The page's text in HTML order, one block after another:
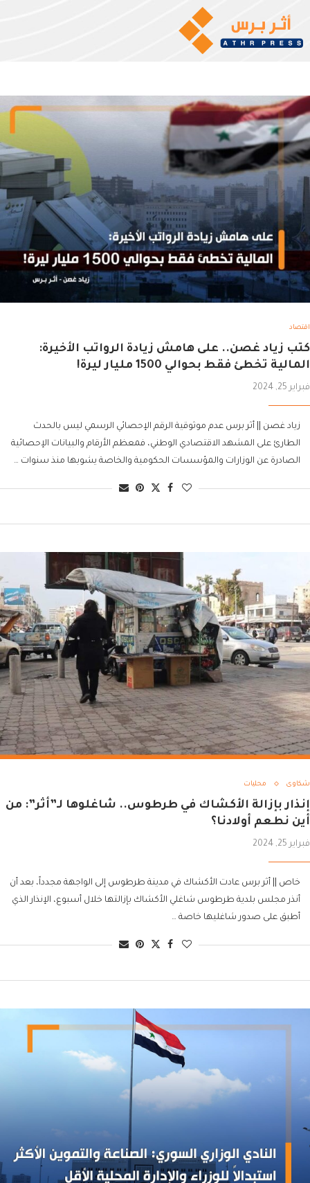
اقتصاد
كتب زياد غصن.. على هامش زيادة الرواتب الأخيرة:
المالية تخطئ فقط بحوالي 1500 مليار ليرة!
فبراير 25, 2024
زياد غصن || أثر برس عدم موثوقية الرقم الإحصائي الرسمي ليس بالحدث
الطارئ على المشهد الاقتصادي الوطني، فمعظم الأرقام والبيانات الإحصائية
الصادرة عن الوزارات والمؤسسات الحكومية والخاصة يشوبها منذ سنوات …
شكاوى محليات
إنذار بإزالة الأكشاك في طرطوس.. شاغلوها لـ”أثر”: من
أين نطعم أولادنا؟
فبراير 25, 2024
خاص || أثر برس عادت الأكشاك في مدينة طرطوس إلى الواجهة مجدداً، بعد أن
أنذر مجلس بلدية طرطوس شاغلي الأكشاك بإزالتها خلال أسبوع، الإنذار الذي
أطبق على صدور شاغليها خاصة …